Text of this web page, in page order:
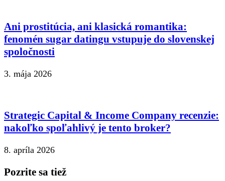
Ani prostitúcia, ani klasická romantika:
fenomén sugar datingu vstupuje do slovenskej
spoločnosti
3. mája 2026
Strategic Capital & Income Company recenzie:
nakoľko spoľahlivý je tento broker?
8. apríla 2026
Pozrite sa tiež